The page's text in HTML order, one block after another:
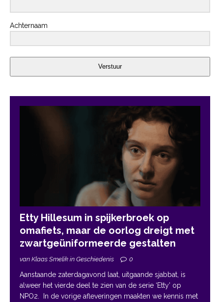
Achternaam
Verstuur
Etty Hillesum in spijkerbroek op
omafiets, maar de oorlog dreigt met
zwartgeüniformeerde gestalten
van Klaas Smelik in Geschiedenis 0
Aanstaande zaterdagavond laat, uitgaande sjabbat, is
alweer het vierde deel te zien van de serie ‘Etty’ op
NPO2. In de vorige afleveringen maakten we kennis met